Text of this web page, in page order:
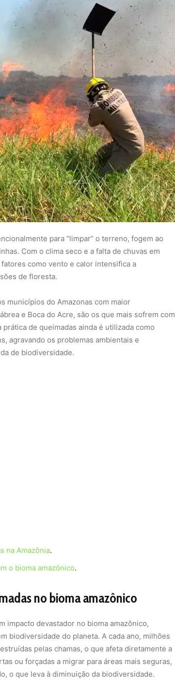
para “limpar” o terreno, fogem ao
Com o clima seco e a falta de chuvas em
como vento e calor intensifica a
de floresta.
municípios do Amazonas com maior
e Boca do Acre, são os que mais sofrem com
de queimadas ainda é utilizada como
agravando os problemas ambientais e
de biodiversidade.
na Amazônia.
o bioma amazônico.
no bioma amazônico
impacto devastador no bioma amazônico,
biodiversidade do planeta. A cada ano, milhões
pelas chamas, o que afeta diretamente a
ou forçadas a migrar para áreas mais seguras,
o que leva à diminuição da biodiversidade.